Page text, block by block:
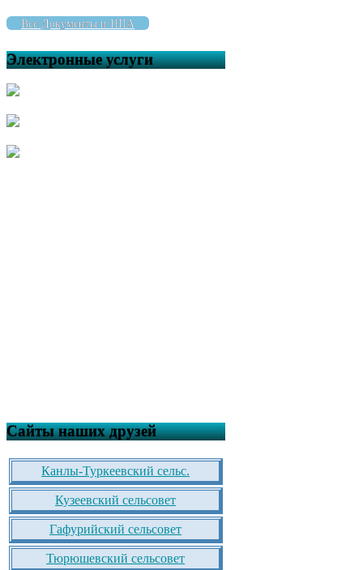
Все Документы и НПА
Электронные услуги
Сайты наших друзей
Канлы-Туркеевский сельс.
Кузеевский сельсовет
Гафурийский сельсовет
Тюрюшевский сельсовет